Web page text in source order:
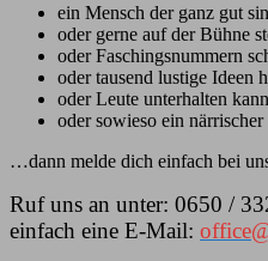
ein Mensch der ganz gut
oder gerne auf der Bühne
oder Faschingsnummern
oder tausend lustige Ideen
oder Leute unterhalten kann
oder sowieso ein
…dann melde dich einfach bei
Ruf uns an unter: 0650 /
einfach eine E-Mail: